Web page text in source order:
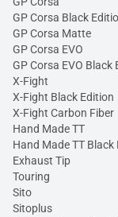
GP Corsa Black
GP Corsa Matte
GP Corsa EVO
GP Corsa EVO Black
X-Fight
X-Fight Black Edition
X-Fight Carbon Fiber
Hand Made TT
Hand Made TT Black
Exhaust Tip
Touring
Sito
Sitoplus